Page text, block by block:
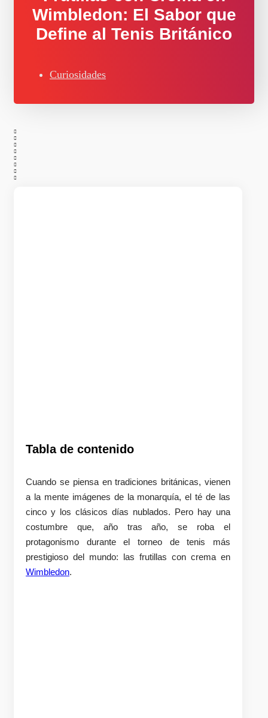
Wimbledon: El Sabor que
Define al Tenis Británico
Curiosidades
Tabla de contenido
Cuando se piensa en tradiciones británicas, vienen
a la mente imágenes de la monarquía, el té de las
cinco y los clásicos días nublados. Pero hay una
costumbre que, año tras año, se roba el
protagonismo durante el torneo de tenis más
prestigioso del mundo: las frutillas con crema en
Wimbledon.